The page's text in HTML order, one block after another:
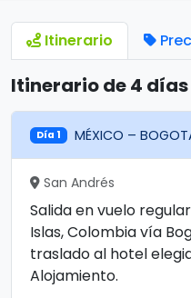
Itinerario
Itinerario de 4 días
Día 1 MÉXICO –
San Andrés
Salida en vuelo
Islas, Colombia vía
traslado al hotel
Alojamiento.